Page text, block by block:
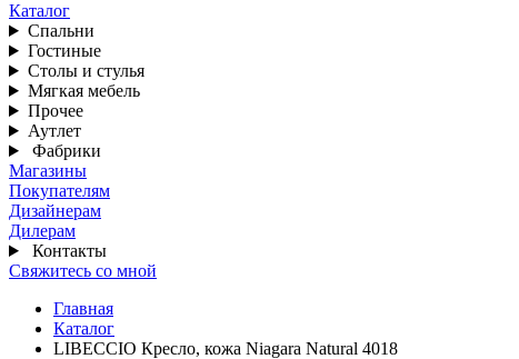
Каталог
Спальни
Гостиные
Столы и стулья
Мягкая мебель
Прочее
Аутлет
Фабрики
Магазины
Покупателям
Дизайнерам
Дилерам
Контакты
Свяжитесь со мной
Главная
Каталог
LIBECCIO Кресло, кожа Niagara Natural 4018